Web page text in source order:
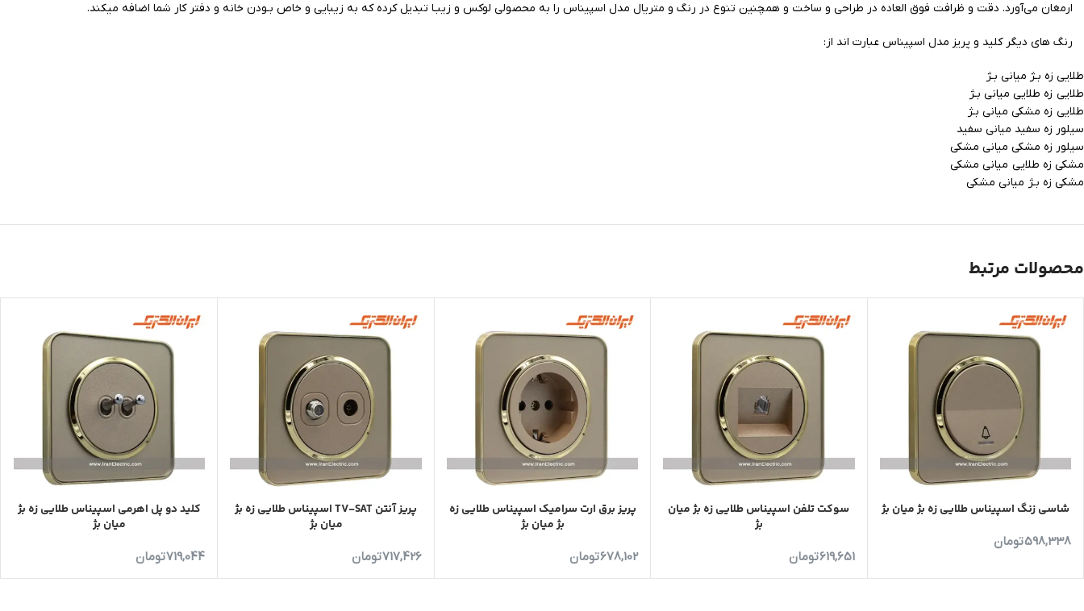
ارمغان می‌آورد. دقت و ظرافت فوق العاده در طراحی و ساخت و همچنین تنوع در رنگ و متریال مدل اسپیناس را به محصولی لوکس و زیبـا تبدیل کرده که به زیبایی و خاص بـودن خانه و دفتر کار شما اضافه میکند.
رنگ های دیگر کلید و پریز مدل اسپیناس عبارت اند از:
طلایی زه بـژ میانی بـژ
طلایی زه طلایی میانی بـژ
طلایی زه مشکی میانی بـژ
سیلور زه سفید میانی سفید
سیلور زه مشکی میانی مشکی
مشکی زه طلایی میانی مشکی
مشکی زه بـژ میانی مشکی
محصولات مرتبط
شاسی زنگ اسپیناس طلایی زه بژ میان بژ
598,338تومان
سوکت تلفن اسپیناس طلایی زه بژ میان
بژ
619,651تومان
پریز برق ارت سرامیک اسپیناس طلایی زه
بژ میان بژ
678,102تومان
پریز آنتن TV-SAT اسپیناس طلایی زه بژ
میان بژ
717,426تومان
کلید دو پل اهرمی اسپیناس طلایی زه بژ
میان بژ
719,044تومان